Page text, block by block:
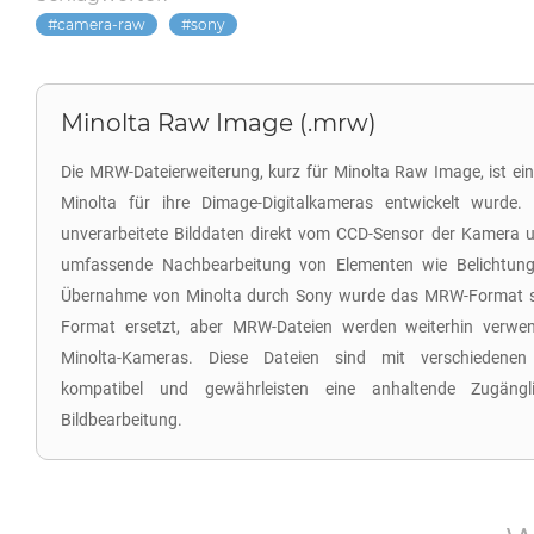
camera-raw sony
Minolta Raw Image (.mrw)
Die MRW-Dateierweiterung, kurz für Minolta Raw Image, ist
Minolta für ihre Dimage-Digitalkameras entwickelt wurde.
unverarbeitete Bilddaten direkt vom CCD-Sensor der Kamera
umfassende Nachbearbeitung von Elementen wie
Übernahme von Minolta durch Sony wurde das MRW-Format
Format ersetzt, aber MRW-Dateien werden weiterhin
Minolta-Kameras. Diese Dateien sind mit verschiedenen
kompatibel und gewährleisten eine anhaltende
Bildbearbeitung.